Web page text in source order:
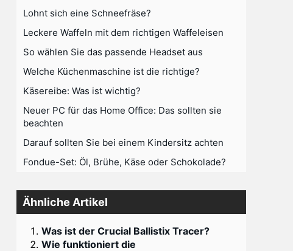
Lohnt sich eine Schneefräse?
Leckere Waffeln mit dem richtigen Waffeleisen
So wählen Sie das passende Headset aus
Welche Küchenmaschine ist die richtige?
Käsereibe: Was ist wichtig?
Neuer PC für das Home Office: Das sollten sie
beachten
Darauf sollten Sie bei einem Kindersitz achten
Fondue-Set: Öl, Brühe, Käse oder Schokolade?
Ähnliche Artikel
Was ist der Crucial Ballistix Tracer?
Wie funktioniert die